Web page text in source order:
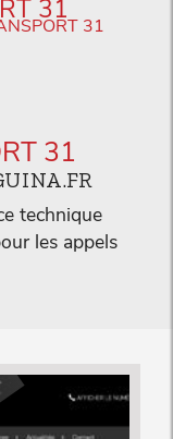
31
31
31
technique
les appels